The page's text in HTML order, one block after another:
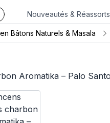
Nouveautés & Réassorts
Bâtons Naturels & Masala